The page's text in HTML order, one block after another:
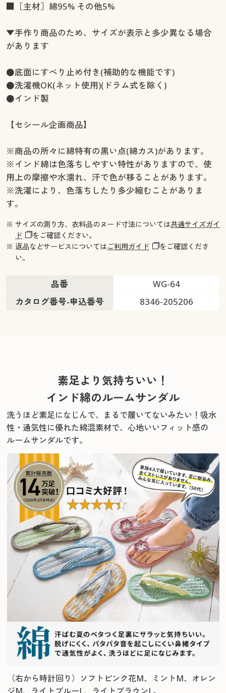
■［主材］綿95% その他5%
▼手作り商品のため、サイズが表示と多少異なる場合
があります
●底面にすべり止め付き(補助的な機能です)
●洗濯機OK(ネット使用)(ドラム式を除く)
●インド製
【セシール企画商品】
※商品の所々に綿特有の黒い点(綿カス)があります。
※インド綿は色落ちしやすい特性がありますので、使
用上の摩擦や水濡れ、汗で色が移ることがあります。
※洗濯により、色落ちしたり多少縮むことがありま
す。
※ サイズの測り方、衣料品のヌード寸法については共通サイズガイ
ド
をご確認ください。
※ 返品などサービスについてはご利用ガイド
をご確認くださ
い。
品番
WG-64
カタログ番号-申込番号
8346-205206
素足より気持ちいい！
インド綿のルームサンダル
洗うほど素足になじんで、まるで履いてないみたい！ 吸水
性・通気性に優れた綿混素材で、心地いいフィット感の
ルームサンダルです。
（右から時計回り）ソフトピンク花M、ミントM、オレン